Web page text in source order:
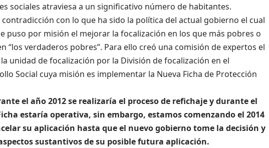
sociales atraviesa a un significativo número de habitantes.
con lo que ha sido la política del actual gobierno el cual
puso por misión el mejorar la focalización en los que más pobres o
“los verdaderos pobres”. Para ello creó una comisión de expertos el
unidad de focalización por la División de focalización en el
Social cuya misión es implementar la Nueva Ficha de Protección
el año 2012 se realizaría el proceso de refichaje y durante el
estaría operativa, sin embargo, estamos comenzando el 2014
su aplicación hasta que el nuevo gobierno tome la decisión y
sustantivos de su posible futura aplicación.